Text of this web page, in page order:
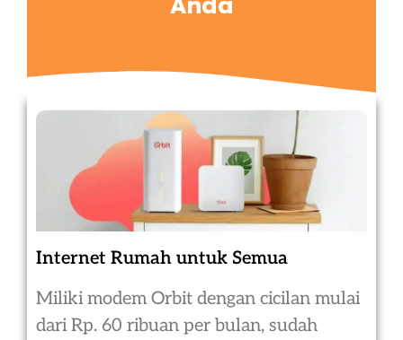
Internet Rumah untuk Semua
Miliki modem Orbit dengan cicilan mulai
dari Rp. 60 ribuan per bulan, sudah